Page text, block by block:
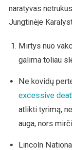
naratyvas
Jungtinėje
Mirtys nuo
galima toliau
Ne kovidų
excessive
atlikti tyrimą,
auga, nors
Lincoln